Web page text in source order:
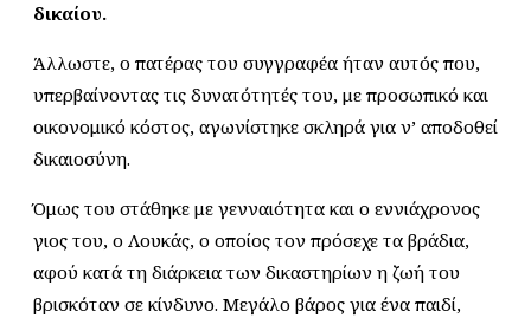
δικαίου.
Άλλωστε, ο πατέρας του συγγραφέα ήταν αυτός που,
υπερβαίνοντας τις δυνατότητές του, με προσωπικό και
οικονομικό κόστος, αγωνίστηκε σκληρά για ν’ αποδοθεί
δικαιοσύνη.
Όμως του στάθηκε με γενναιότητα και ο εννιάχρονος
γιος του, ο Λουκάς, ο οποίος τον πρόσεχε τα βράδια,
αφού κατά τη διάρκεια των δικαστηρίων η ζωή του
βρισκόταν σε κίνδυνο. Μεγάλο βάρος για ένα παιδί,